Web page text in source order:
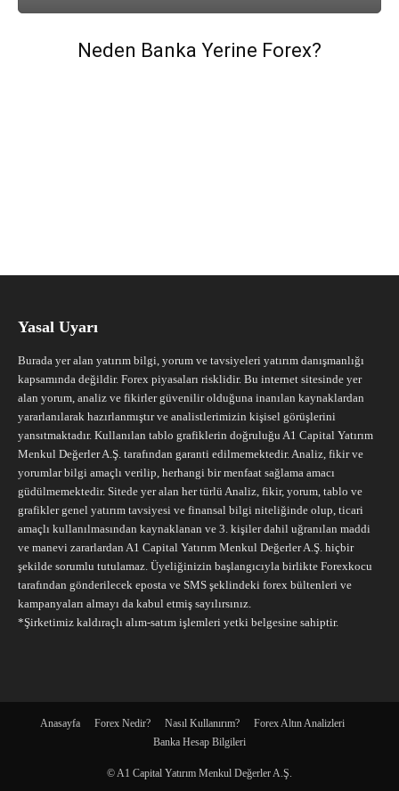
Neden Banka Yerine Forex?
Yasal Uyarı
Burada yer alan yatırım bilgi, yorum ve tavsiyeleri yatırım danışmanlığı
kapsamında değildir. Forex piyasaları risklidir. Bu internet sitesinde yer
alan yorum, analiz ve fikirler güvenilir olduğuna inanılan kaynaklardan
yararlanılarak hazırlanmıştır ve analistlerimizin kişisel görüşlerini
yansıtmaktadır. Kullanılan tablo grafiklerin doğruluğu A1 Capital Yatırım
Menkul Değerler A.Ş. tarafından garanti edilmemektedir. Analiz, fikir ve
yorumlar bilgi amaçlı verilip, herhangi bir menfaat sağlama amacı
güdülmemektedir. Sitede yer alan her türlü Analiz, fikir, yorum, tablo ve
grafikler genel yatırım tavsiyesi ve finansal bilgi niteliğinde olup, ticari
amaçlı kullanılmasından kaynaklanan ve 3. kişiler dahil uğranılan maddi
ve manevi zararlardan A1 Capital Yatırım Menkul Değerler A.Ş. hiçbir
şekilde sorumlu tutulamaz. Üyeliğinizin başlangıcıyla birlikte Forexkocu
tarafından gönderilecek eposta ve SMS şeklindeki forex bültenleri ve
kampanyaları almayı da kabul etmiş sayılırsınız.
*Şirketimiz kaldıraçlı alım-satım işlemleri yetki belgesine sahiptir.
Anasayfa Forex Nedir? Nasıl Kullanırım?
Forex Altın Analizleri
Banka Hesap Bilgileri
© A1 Capital Yatırım Menkul Değerler A.Ş.